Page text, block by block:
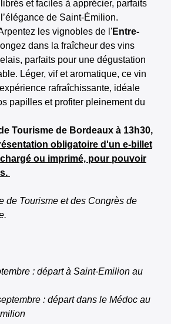
et faciles à apprécier, parfaits
de Saint-Émilion.
les vignobles de l'Entre-
dans la fraîcheur des vins
parfaits pour une dégustation
Léger, vif et aromatique, ce vin
rafraîchissante, idéale
papilles et profiter pleinement du
Tourisme de Bordeaux à 13h30,
obligatoire d'un e-billet
ou imprimé, pour pouvoir
de Tourisme et des Congrès de
: départ à Saint-Emilion au
: départ dans le Médoc au